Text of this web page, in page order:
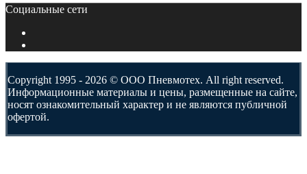
Социальные сети
Copyright 1995 - 2026 © ООО Пневмотех. All right reserved.
Информационные материалы и цены, размещенные на сайте,
носят ознакомительный характер и не являются публичной
офертой.